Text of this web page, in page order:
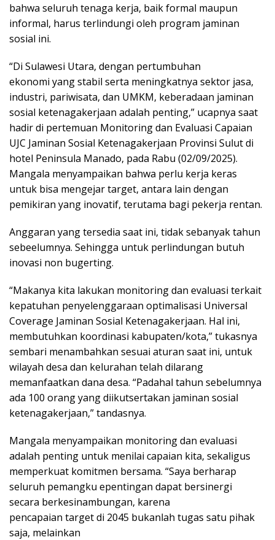
bahwa seluruh tenaga kerja, baik formal maupun
informal, harus terlindungi oleh program jaminan
sosial ini.
“Di Sulawesi Utara, dengan pertumbuhan
ekonomi yang stabil serta meningkatnya sektor jasa,
industri, pariwisata, dan UMKM, keberadaan jaminan
sosial ketenagakerjaan adalah penting,” ucapnya saat
hadir di pertemuan Monitoring dan Evaluasi Capaian
UJC Jaminan Sosial Ketenagakerjaan Provinsi Sulut di
hotel Peninsula Manado, pada Rabu (02/09/2025).
Mangala menyampaikan bahwa perlu kerja keras
untuk bisa mengejar target, antara lain dengan
pemikiran yang inovatif, terutama bagi pekerja rentan.
Anggaran yang tersedia saat ini, tidak sebanyak tahun
sebeelumnya. Sehingga untuk perlindungan butuh
inovasi non bugerting.
“Makanya kita lakukan monitoring dan evaluasi terkait
kepatuhan penyelenggaraan optimalisasi Universal
Coverage Jaminan Sosial Ketenagakerjaan. Hal ini,
membutuhkan koordinasi kabupaten/kota,” tukasnya
sembari menambahkan sesuai aturan saat ini, untuk
wilayah desa dan kelurahan telah dilarang
memanfaatkan dana desa. “Padahal tahun sebelumnya
ada 100 orang yang diikutsertakan jaminan sosial
ketenagakerjaan,” tandasnya.
Mangala menyampaikan monitoring dan evaluasi
adalah penting untuk menilai capaian kita, sekaligus
memperkuat komitmen bersama. “Saya berharap
seluruh pemangku epentingan dapat bersinergi
secara berkesinambungan, karena
pencapaian target di 2045 bukanlah tugas satu pihak
saja, melainkan